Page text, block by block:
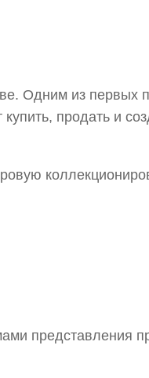
Одним из первых
продать и
представления